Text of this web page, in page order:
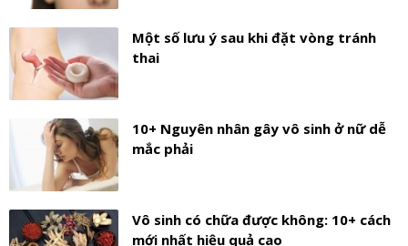
Một số lưu ý sau khi đặt vòng tránh
thai
10+ Nguyên nhân gây vô sinh ở nữ dễ
mắc phải
Vô sinh có chữa được không: 10+ cách
mới nhất hiệu quả cao